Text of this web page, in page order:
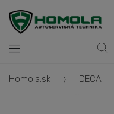
Homola.sk DECA